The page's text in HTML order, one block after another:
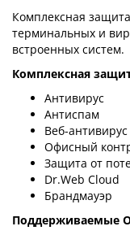
Комплексная
терминальных и
встроенных систем.
Комплексная
Антивирус
Антиспам
Веб-антивирус
Офисный
Защита от
Dr.Web Cloud
Брандмауэр
Поддерживаемые